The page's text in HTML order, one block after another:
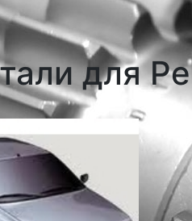
для